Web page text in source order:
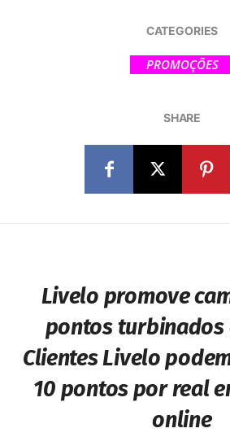
CATEGORIES
PROMOÇÕES
SHARE
Livelo promove
pontos turbinados
Clientes Livelo
10 pontos por real
online